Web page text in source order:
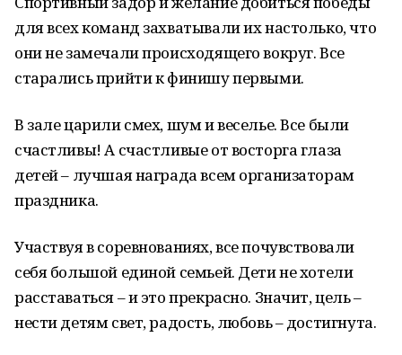
для всех команд захватывали их настолько, что
они не замечали происходящего вокруг. Все
старались прийти к финишу первыми.
В зале царили смех, шум и веселье. Все были
счастливы! А счастливые от восторга глаза
детей – лучшая награда всем организаторам
праздника.
Участвуя в соревнованиях, все почувствовали
себя большой единой семьей. Дети не хотели
расставаться – и это прекрасно. Значит, цель –
нести детям свет, радость, любовь – достигнута.